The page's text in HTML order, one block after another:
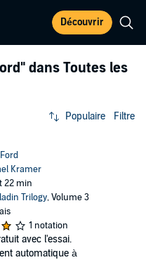
Découvrir
dans Toutes les
Populaire Filtre
Kramer
22 min
Trilogy, Volume 3
1 notation
avec l'essai.
automatique à